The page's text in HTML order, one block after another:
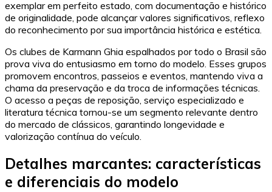
exemplar em perfeito estado, com documentação e histórico
de originalidade, pode alcançar valores significativos, reflexo
do reconhecimento por sua importância histórica e estética.
Os clubes de Karmann Ghia espalhados por todo o Brasil são
prova viva do entusiasmo em torno do modelo. Esses grupos
promovem encontros, passeios e eventos, mantendo viva a
chama da preservação e da troca de informações técnicas.
O acesso a peças de reposição, serviço especializado e
literatura técnica tornou-se um segmento relevante dentro
do mercado de clássicos, garantindo longevidade e
valorização contínua do veículo.
Detalhes marcantes: características
e diferenciais do modelo